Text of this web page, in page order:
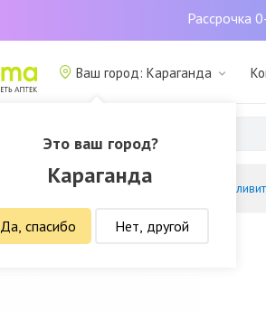
Рассрочка
Ваш город: Караганда
Это ваш город?
Караганда
Да, спасибо Нет, другой
Витамины и минералы